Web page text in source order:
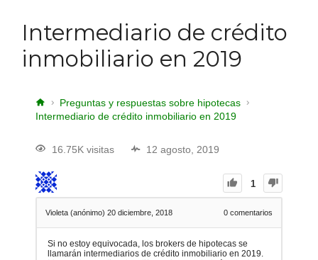
Intermediario de crédito
inmobiliario en 2019
Preguntas y respuestas sobre hipotecas
Intermediario de crédito inmobiliario en 2019
16.75K visitas 12 agosto, 2019
1
Violeta (anónimo) 20 diciembre, 2018 0 comentarios
Si no estoy equivocada, los brokers de hipotecas se
llamarán intermediarios de crédito inmobiliario en 2019.